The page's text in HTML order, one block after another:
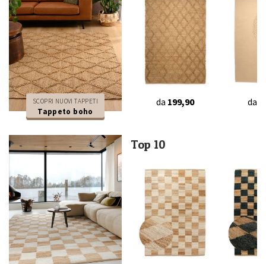
SCOPRI NUOVI TAPPETI
Tappeto boho
da 199,90 da
Top 10